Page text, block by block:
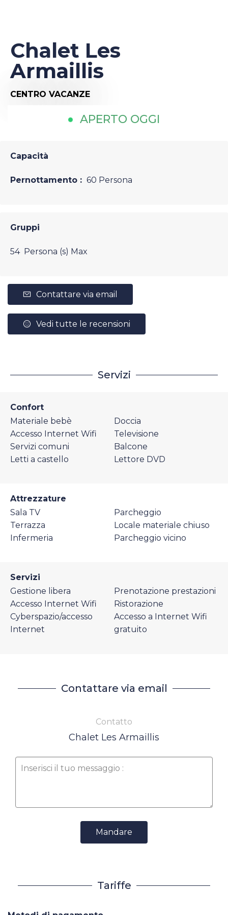
Chalet Les
Armaillis
CENTRO VACANZE
APERTO OGGI
Capacità
Pernottamento : 60 Persona
Gruppi
54 Persona (s) Max
Contattare via email
Vedi tutte le recensioni
Servizi
Confort
Materiale bebè
Accesso Internet Wifi
Servizi comuni
Letti a castello
Doccia
Televisione
Balcone
Lettore DVD
Attrezzature
Sala TV
Terrazza
Infermeria
Parcheggio
Locale materiale chiuso
Parcheggio vicino
Servizi
Gestione libera
Accesso Internet Wifi
Cyberspazio/accesso
Internet
Prenotazione prestazioni
Ristorazione
Accesso a Internet Wifi
gratuito
Contattare via email
Contatto
Chalet Les Armaillis
Mandare
Tariffe